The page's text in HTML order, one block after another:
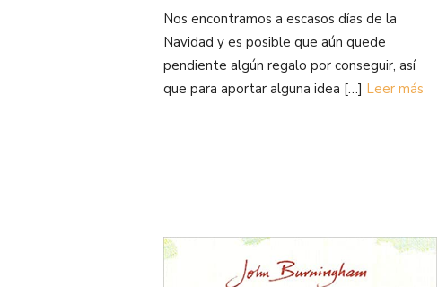
Nos encontramos a escasos días de la
Navidad y es posible que aún quede
pendiente algún regalo por conseguir, así
que para aportar alguna idea […] Leer más